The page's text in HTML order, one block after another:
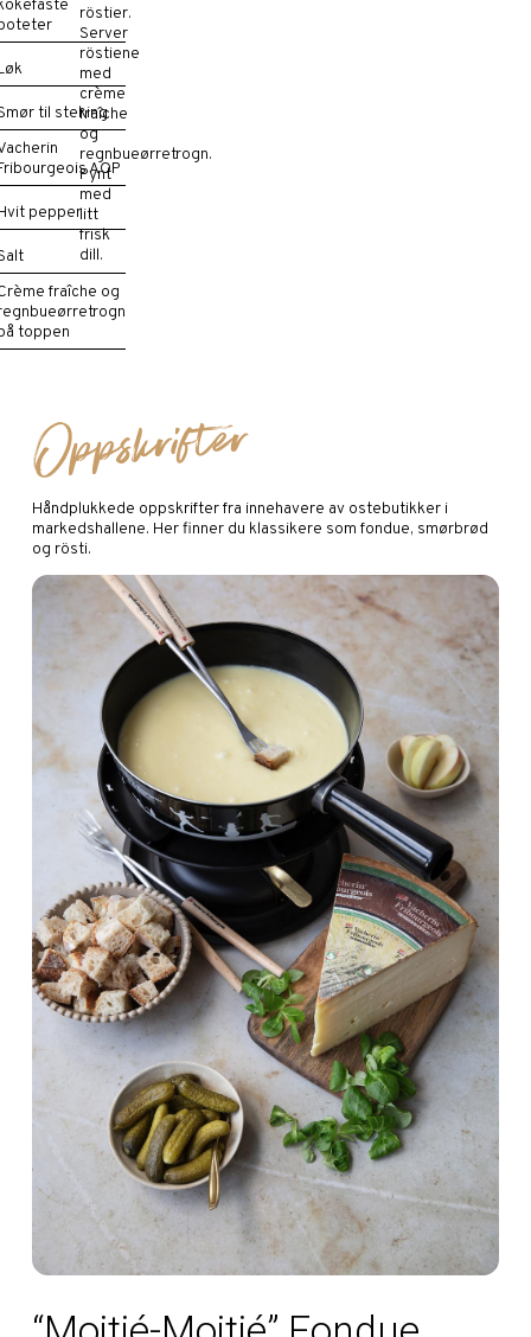
til steking
AOP
pepper
fraîche og
toppen
röstier.
Server
röstiene
med
crème
fraîche
og
regnbueørretrogn.
Pynt
med
litt
frisk
dill.
Oppskrifter
Håndplukkede oppskrifter fra innehavere av ostebutikker i
markedshallene. Her finner du klassikere som fondue, smørbrød
og rösti.